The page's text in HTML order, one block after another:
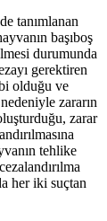
tanımlanan
başıboş
durumunda
gerektiren
olduğu ve
nedeniyle zararın
zarar
tehlike
her iki suçtan